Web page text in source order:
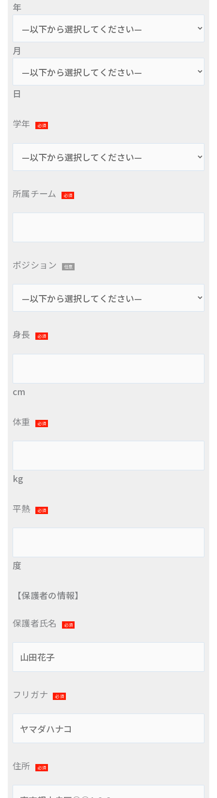
年
月
日
学年 必須
所属チーム 必須
ポジション 任意
身長 必須
cm
体重 必須
kg
平熱 必須
度
【保護者の情報】
保護者氏名 必須
フリガナ 必須
住所 必須